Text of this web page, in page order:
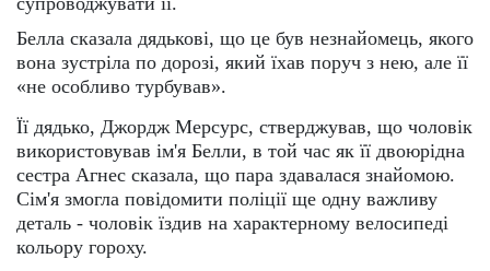
Белла сказала дядькові, що це був незнайомець, якого
вона зустріла по дорозі, який їхав поруч з нею, але її
«не особливо турбував».
Її дядько, Джордж Мерсурс, стверджував, що чоловік
використовував ім'я Белли, в той час як її двоюрідна
сестра Агнес сказала, що пара здавалася знайомою.
Сім'я змогла повідомити поліції ще одну важливу
деталь - чоловік їздив на характерному велосипеді
кольору гороху.